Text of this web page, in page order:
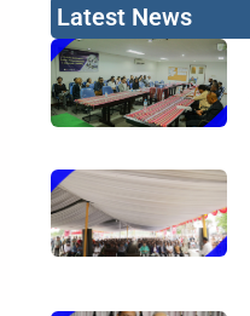
Latest News
Page